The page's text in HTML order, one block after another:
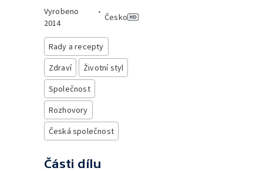
Vyrobeno
2014
•
Česko
Rady a recepty
Zdraví
Životní styl
Společnost
Rozhovory
Česká společnost
Části dílu